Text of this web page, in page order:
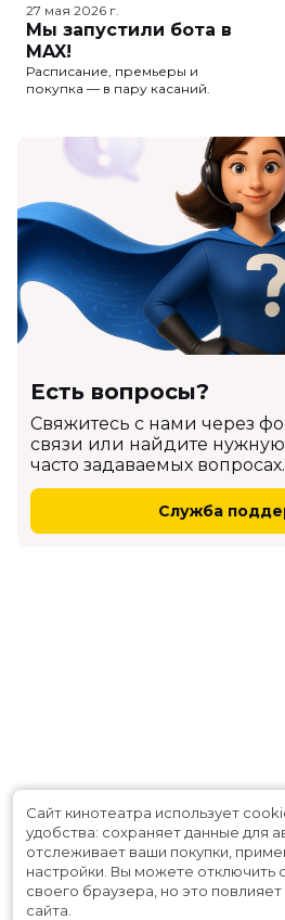
27 мая 2026 г.
Мы запустили бота в
MAX!
Расписание, премьеры и
покупка — в пару касаний.
Есть вопросы?
Cвяжитесь с нами через
связи или найдите
часто задаваемых вопросах.
Служба
Сайт кинотеатра использует
удобства: сохраняет данные для
отслеживает ваши покупки,
настройки. Вы можете отключить
своего браузера, но это
сайта.